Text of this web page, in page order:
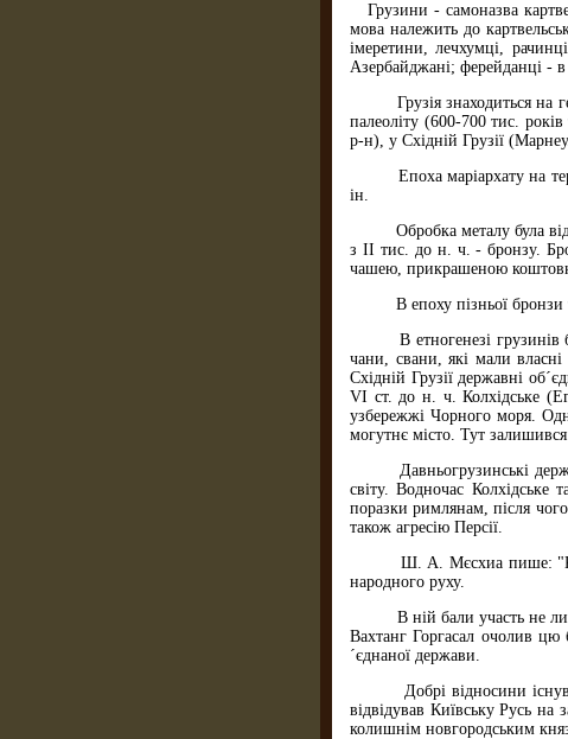
Грузини - самоназва
мова належить до
імеретини, лечхумці,
Азербайджані; ферейданці - в
Грузія знаходиться на
палеоліту (600-700 тис.
р-н), у Східній Грузії
Епоха маріархату на
ін.
Обробка металу була
з ІІ тис. до н. ч. - бронзу.
чашею, прикрашеною
В епоху пізньої бронзи
В етногенезі грузинів
чани, свани, які мали
Східній Грузії державні
VІ ст. до н. ч. Колхідське
узбережжі Чорного моря.
могутнє місто. Тут
Давньогрузинські
світу. Водночас Колхідське
поразки римлянам, після
також агресію Персії.
Ш. А. Мєсхиа пише:
народного руху.
В ній бали участь не
Вахтанг Горгасал очолив цю
´єднаної держави.
Добрі відносини
відвідував Київську Русь
колишнім новгородським